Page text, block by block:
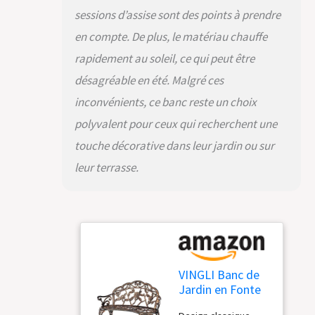
supports en fonte
offrent une capacité
de 226,8 kg, et des
bouchons à vis sûrs
pour vous aider à
vous éloigner des
le design élégant sur
instructions (français
non garanti) et les
vis, écrous et
lavages. Facile à
installer pour une
sessions d’assise sont des points à prendre
en compte. De plus, le matériau chauffe
rapidement au soleil, ce qui peut être
désagréable en été. Malgré ces
inconvénients, ce banc reste un choix
polyvalent pour ceux qui recherchent une
touche décorative dans leur jardin ou sur
leur terrasse.
VINGLI Banc de
Jardin en Fonte